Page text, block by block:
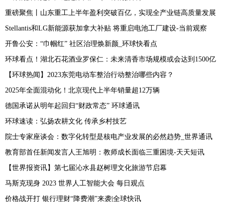
重磅聚焦丨山东重工上半年盈利突破百亿，实现全产业链高质量发展
Stellantis和LG新能源获加拿大补贴 将重启电池工厂建设-当前观察
开鲁公安：“巾帼红” 社区治理焕新颜_环球快看点
环球看点！湖北石花酒业罗保仁：未来清香市场规模或会达到1500亿
【环球热闻】2023东莞电动车整治行动整治哪些内容？
2025年全面混动化！北京现代上半年销量超12万辆
德国承诺从明年起回归“财政常态” 环球通讯
环球速读：弘扬农耕文化 传承乡村技艺
院士专家座谈会：数字化转型是核电产业发展的必然趋势_世界通讯
教育部首任新闻发言人王旭明：教师成长面临三重困境-天天短讯
【世界报资讯】第七届沁水县赵树理文化旅游节启幕
马斯克现身 2023 世界人工智能大会 每日观点
价格战开打 银行理财“降费潮”来袭|全球快讯